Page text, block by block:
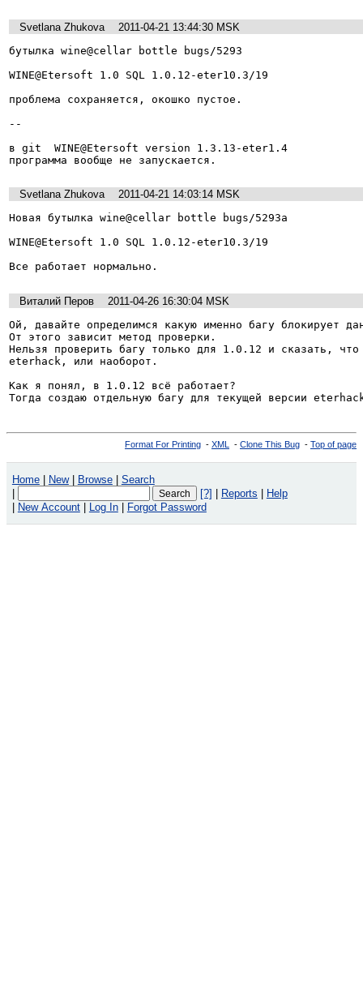
Svetlana Zhukova
2011-04-21 13:44:30 MSK
бутылка wine@cellar bottle bugs/5293
WINE@Etersoft 1.0 SQL 1.0.12-eter10.3/19
проблема сохраняется, окошко пустое.
--
в git  WINE@Etersoft version 1.3.13-eter1.4
программа вообще не запускается.
Svetlana Zhukova
2011-04-21 14:03:14 MSK
Новая бутылка wine@cellar bottle bugs/5293a
WINE@Etersoft 1.0 SQL 1.0.12-eter10.3/19
Все работает нормально.
Виталий Перов
2011-04-26 16:30:04 MSK
Ой, давайте определимся какую именно багу блокирует
От этого зависит метод проверки.
Нельзя проверить багу только для 1.0.12 и сказать, что
eterhack, или наоборот.
Как я понял, в 1.0.12 всё работает?
Тогда создаю отдельную багу для текущей версии
Format For Printing - XML - Clone This Bug - Top of page
Home New Browse
Search
[?] Reports
Help
New Account Log In Forgot Password